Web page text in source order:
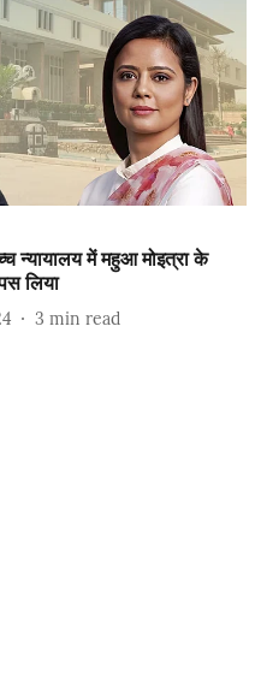
न्यायालय में महुआ मोइत्रा के
लिया
3 min read